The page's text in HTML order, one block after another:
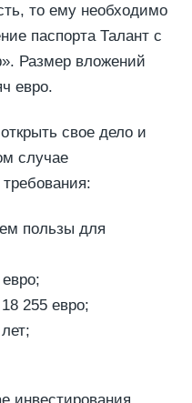
то ему необходимо
паспорта Талант с
Размер вложений
евро.
свое дело и
случае
пользы для
255 евро;